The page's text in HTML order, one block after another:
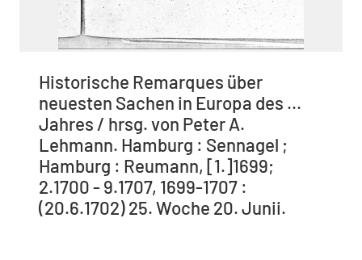
Historische Remarques über
neuesten Sachen in Europa des ...
Jahres / hrsg. von Peter A.
Lehmann. Hamburg : Sennagel ;
Hamburg : Reumann, [1.]1699;
2.1700 - 9.1707, 1699-1707 :
(20.6.1702) 25. Woche 20. Junii.